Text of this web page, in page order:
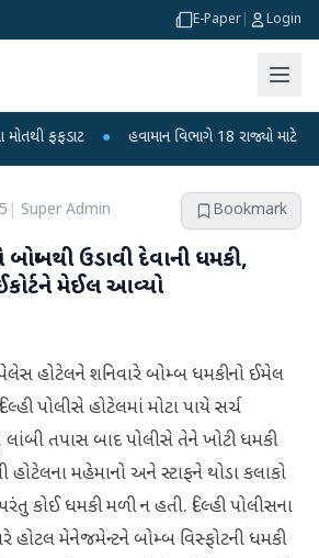
E-Paper Login
● હવામાન વિભાગે 18 રાજ્યો માટે ભારે
Super Admin Bookmark
ઉડાવી દેવાની ધમકી,
મેઈલ આવ્યો
પેલેસ હોટેલને શનિવારે બોમ્બ ધમકીનો ઈમેલ
પોલીસે હોટેલમાં મોટા પાયે સર્ચ
તપાસ બાદ પોલીસે તેને ખોટી ધમકી
મહેમાનો અને સ્ટાફને થોડા કલાકો
કોઈ ધમકી મળી ન હતી. દિલ્હી પોલીસના
હોટલ મેનેજમેન્ટને બોમ્બ વિસ્ફોટની ધમકી